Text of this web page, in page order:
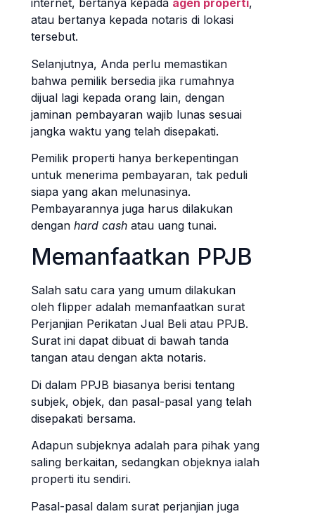
internet, bertanya kepada agen properti,
atau bertanya kepada notaris di lokasi
tersebut.
Selanjutnya, Anda perlu memastikan
bahwa pemilik bersedia jika rumahnya
dijual lagi kepada orang lain, dengan
jaminan pembayaran wajib lunas sesuai
jangka waktu yang telah disepakati.
Pemilik properti hanya berkepentingan
untuk menerima pembayaran, tak peduli
siapa yang akan melunasinya.
Pembayarannya juga harus dilakukan
dengan hard cash atau uang tunai.
Memanfaatkan PPJB
Salah satu cara yang umum dilakukan
oleh flipper adalah memanfaatkan surat
Perjanjian Perikatan Jual Beli atau PPJB.
Surat ini dapat dibuat di bawah tanda
tangan atau dengan akta notaris.
Di dalam PPJB biasanya berisi tentang
subjek, objek, dan pasal-pasal yang telah
disepakati bersama.
Adapun subjeknya adalah para pihak yang
saling berkaitan, sedangkan objeknya ialah
properti itu sendiri.
Pasal-pasal dalam surat perjanjian juga